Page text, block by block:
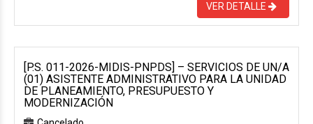
VER DETALLE
[P.S. 011-2026-MIDIS-PNPDS] – SERVICIOS DE UN/A
(01) ASISTENTE ADMINISTRATIVO PARA LA UNIDAD
DE PLANEAMIENTO, PRESUPUESTO Y
MODERNIZACIÓN